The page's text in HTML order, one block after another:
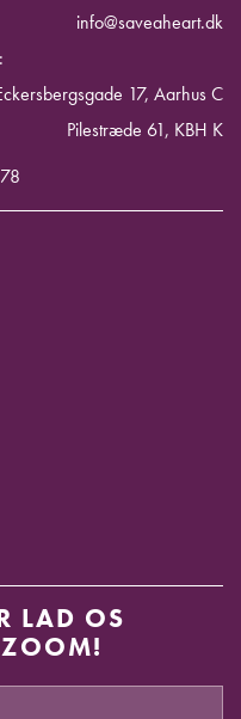
info@saveaheart.dk
17, Aarhus C
Pilestræde 61, KBH K
LAD OS